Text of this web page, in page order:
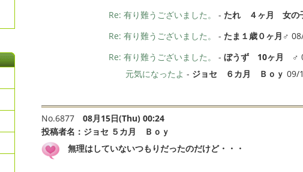
Re: 有り難うございました。
- たれ ４ヶ月 女の
Re: 有り難うございました。
- たま１歳０ヶ月♂
Re: 有り難うございました。
- ぼうず 10ヶ月 ♂
元気になったよ - ジョセ ６カ月 Ｂｏｙ 09/
No.6877
08月15日(Thu) 00:24
投稿者名： ジョセ ５カ月 Ｂｏｙ
無理はしていないつもりだったのだけど・・・